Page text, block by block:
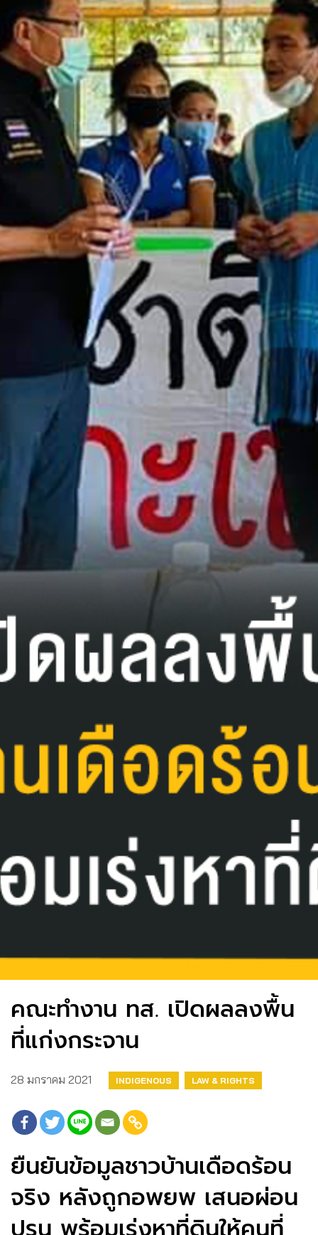
คณะทำงาน ทส. เปิดผลลงพื้น
ที่แก่งกระจาน
28 มกราคม 2021 INDIGENOUS LAW & RIGHTS
ยืนยันข้อมูลชาวบ้านเดือดร้อน
จริง หลังถูกอพยพ เสนอผ่อน